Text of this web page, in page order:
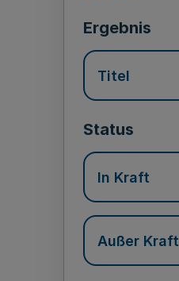
Ergebnis
Titel
Status
In Kraft
Außer Kraft